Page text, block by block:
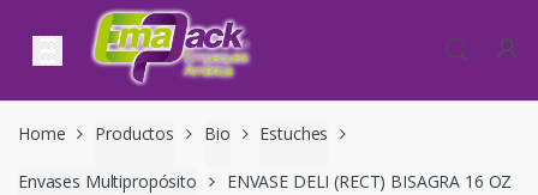
Skip to navigation
Skip to content
Home Productos Bio Estuches
Envases Multipropósito ENVASE DELI (RECT) BISAGRA 16 OZ